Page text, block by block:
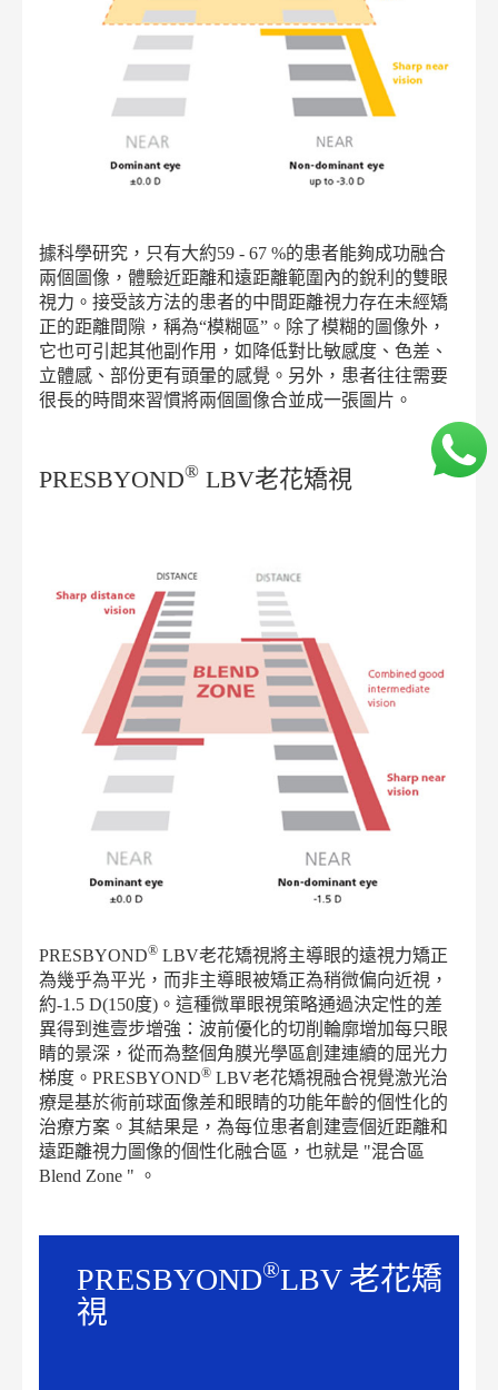
據科學研究，只有大約59 - 67 %的患者能夠成功融合
兩個圖像，體驗近距離和遠距離範圍內的銳利的雙眼
視力。接受該方法的患者的中間距離視力存在未經矯
正的距離間隙，稱為“模糊區”。除了模糊的圖像外，
它也可引起其他副作用，如降低對比敏感度、色差、
立體感、部份更有頭暈的感覺。另外，患者往往需要
很長的時間來習慣將兩個圖像合並成一張圖片。
PRESBYOND® LBV老花矯視
PRESBYOND® LBV老花矯視將主導眼的遠視力矯正
為幾乎為平光，而非主導眼被矯正為稍微偏向近視，
約-1.5 D(150度)。這種微單眼視策略通過決定性的差
異得到進壹步增強：波前優化的切削輪廓增加每只眼
睛的景深，從而為整個角膜光學區創建連續的屈光力
梯度。PRESBYOND® LBV老花矯視融合視覺激光治
療是基於術前球面像差和眼睛的功能年齡的個性化的
治療方案。其結果是，為每位患者創建壹個近距離和
遠距離視力圖像的個性化融合區，也就是 "混合區
Blend Zone " 。
PRESBYOND®LBV 老花矯
視